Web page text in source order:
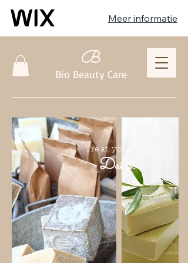
Meer informatie